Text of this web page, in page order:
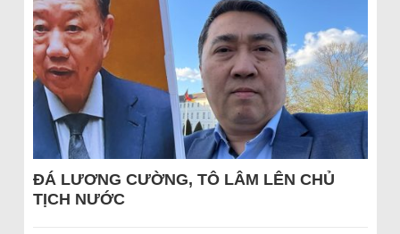
ĐÁ LƯƠNG CƯỜNG, TÔ LÂM LÊN CHỦ
TỊCH NƯỚC